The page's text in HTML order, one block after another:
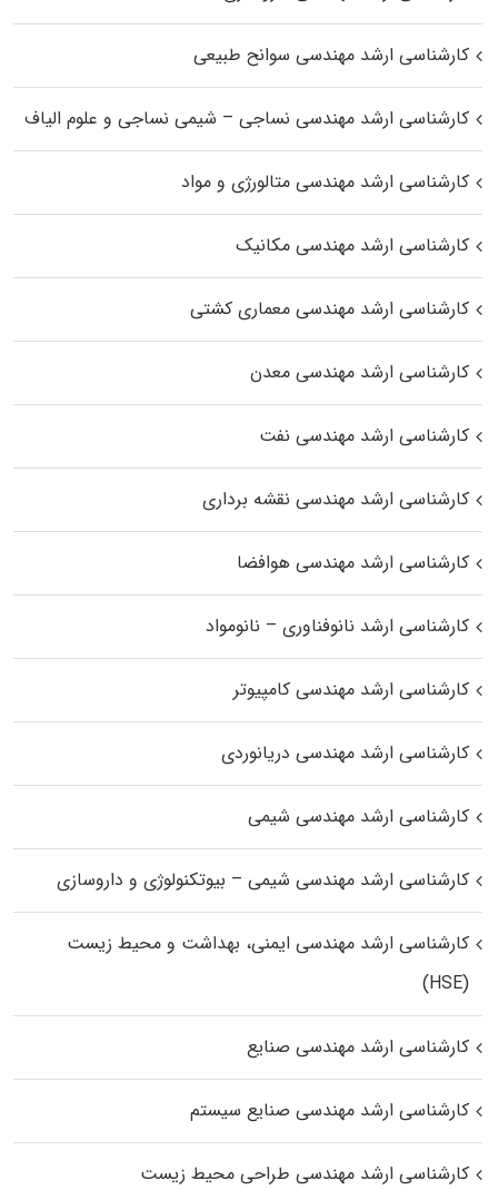
کارشناسی ارشد مهندسی سوانح طبیعی
کارشناسی ارشد مهندسی نساجی – شیمی نساجی و علوم الیاف
کارشناسی ارشد مهندسی متالورژی و مواد
کارشناسی ارشد مهندسی مکانیک
کارشناسی ارشد مهندسی معماری کشتی
کارشناسی ارشد مهندسی معدن
کارشناسی ارشد مهندسی نفت
کارشناسی ارشد مهندسی نقشه برداری
کارشناسی ارشد مهندسی هوافضا
کارشناسی ارشد نانوفناوری – نانومواد
کارشناسی ارشد مهندسی کامپیوتر
کارشناسی ارشد مهندسی دریانوردی
کارشناسی ارشد مهندسی شیمی
کارشناسی ارشد مهندسی شیمی – بیوتکنولوژی و داروسازی
کارشناسی ارشد مهندسی ایمنی، بهداشت و محیط زیست
(HSE)
کارشناسی ارشد مهندسی صنایع
کارشناسی ارشد مهندسی صنایع سیستم
کارشناسی ارشد مهندسی طراحی محیط زیست